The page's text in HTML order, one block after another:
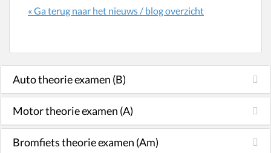
« Ga terug naar het nieuws / blog overzicht
Auto theorie examen (B)
Motor theorie examen (A)
Bromfiets theorie examen (Am)